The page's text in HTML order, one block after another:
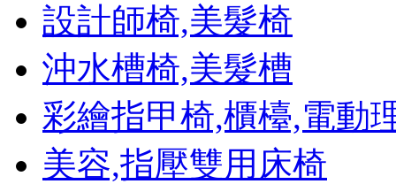
設計師椅,美髮椅
沖水槽椅,美髮槽
彩繪指甲椅,櫃檯,電動
美容,指壓雙用床椅